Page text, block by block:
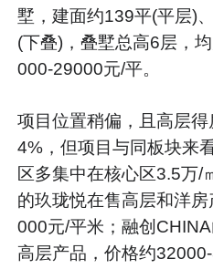
墅，建面约139平(平层)
(下叠)，叠墅总高6层，
000-29000元/平。
项目位置稍偏，且高层
4%，但项目与同板块来
区多集中在核心区3.5万/
的玖珑悦在售高层和洋
000元/平米；融创
高层产品，价格约